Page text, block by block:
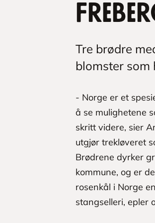
Tre brødre
blomster som
- Norge er et
å se mulighetene
skritt videre, sier
utgjør trekløveret
Brødrene dyrker
kommune, og er
rosenkål i Norge
stangselleri, epler